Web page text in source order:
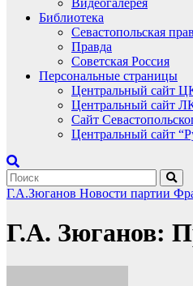
Видеогалерея
Библиотека
Севастопольская
Правда
Советская Россия
Персональные страницы
Центральный сайт
Центральный сайт
Сайт
Центральный сайт
Г.А.Зюганов Новости партии
Г.А. Зюганов: